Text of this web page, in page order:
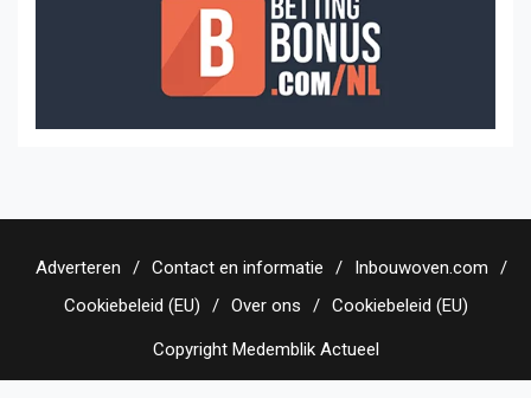
Adverteren Contact en informatie
Inbouwoven.com
Cookiebeleid (EU)
Over ons Cookiebeleid (EU)
Copyright Medemblik Actueel